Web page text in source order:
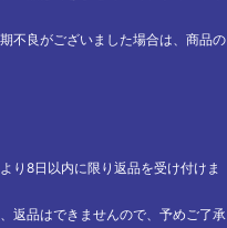
不良がございました場合は、商品の
り8日以内に限り返品を受け付けま
返品はできませんので、予めご了承